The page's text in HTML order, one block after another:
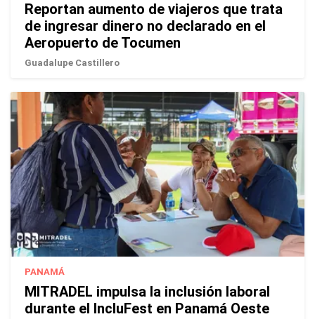
Reportan aumento de viajeros que trata
de ingresar dinero no declarado en el
Aeropuerto de Tocumen
Guadalupe Castillero
PANAMÁ
MITRADEL impulsa la inclusión laboral
durante el IncluFest en Panamá Oeste